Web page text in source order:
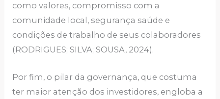
como valores, compromisso com a
comunidade local, segurança saúde e
condições de trabalho de seus colaboradores
(RODRIGUES; SILVA; SOUSA, 2024).
Por fim, o pilar da governança, que costuma
ter maior atenção dos investidores, engloba a